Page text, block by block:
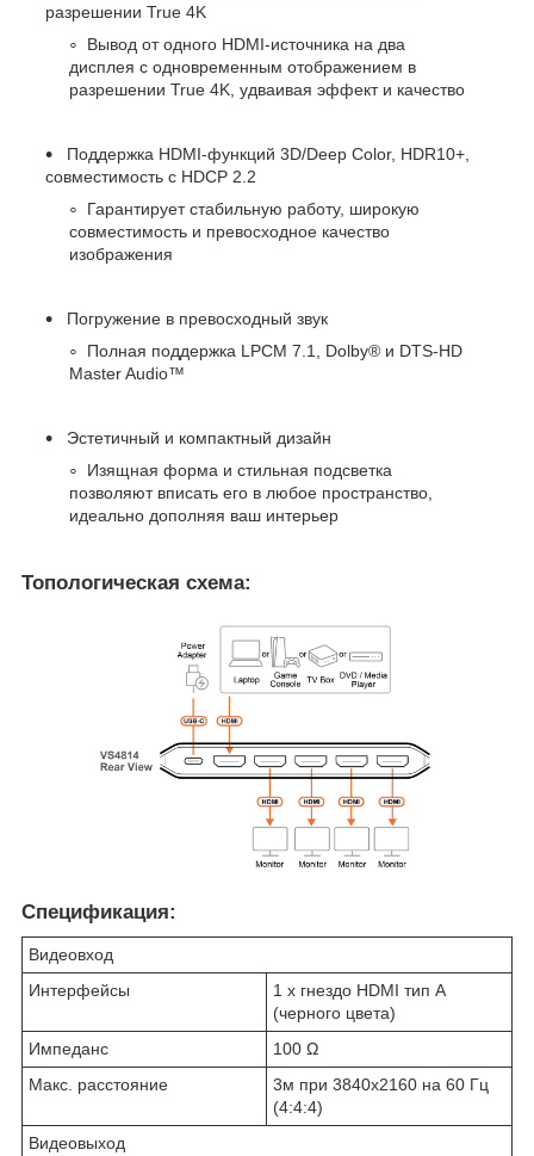
разрешении True 4K
Вывод от одного HDMI-источника на два
дисплея с одновременным отображением в
разрешении True 4K, удваивая эффект и качество
Поддержка HDMI-функций 3D/Deep Color, HDR10+,
совместимость с HDCP 2.2
Гарантирует стабильную работу, широкую
совместимость и превосходное качество
изображения
Погружение в превосходный звук
Полная поддержка LPCM 7.1, Dolby® и DTS-HD
Master Audio™
Эстетичный и компактный дизайн
Изящная форма и стильная подсветка
позволяют вписать его в любое пространство,
идеально дополняя ваш интерьер
Топологическая схема:
Спецификация:
Видеовход
Интерфейсы
1 x гнездо HDMI тип А
(черного цвета)
Импеданс
100 Ω
Макс. расстояние
3м при 3840x2160 на 60 Гц
(4:4:4)
Видеовыход